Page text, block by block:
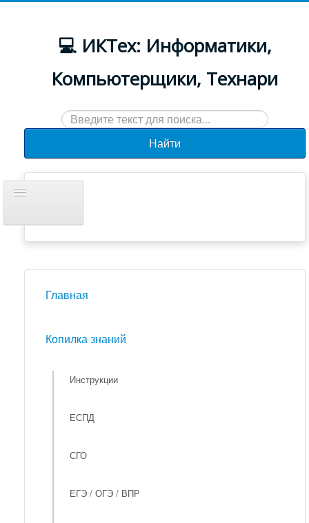
💻 ИКТех: Информатики,
Компьютерщики, Технари
Искать...
Найти
навигацию
Новости
Главная
Копилка знаний
Инструкции
ЕСПД
СГО
ЕГЭ / ОГЭ / ВПР